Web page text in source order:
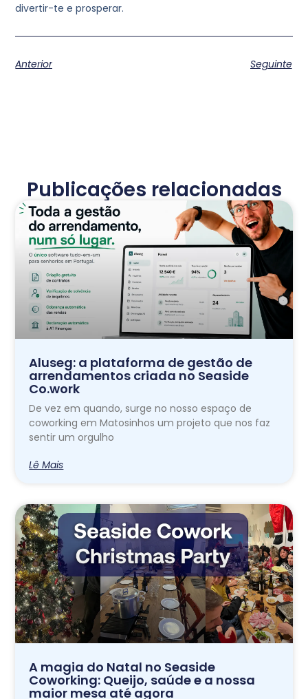
divertir-te e prosperar.
Anterior Seguinte
Publicações relacionadas
Aluseg: a plataforma de gestão de
arrendamentos criada no Seaside
Co.work
De vez em quando, surge no nosso espaço de
coworking em Matosinhos um projeto que nos faz
sentir um orgulho
Lê Mais
A magia do Natal no Seaside
Coworking: Queijo, saúde e a nossa
maior mesa até agora